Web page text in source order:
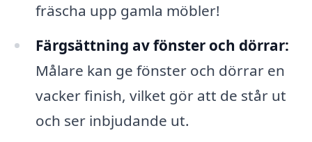
fräscha upp gamla möbler!
Färgsättning av fönster och dörrar:
Målare kan ge fönster och dörrar en
vacker finish, vilket gör att de står ut
och ser inbjudande ut.